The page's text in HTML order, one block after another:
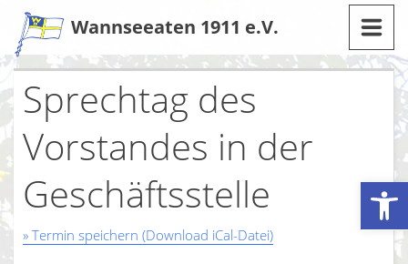
Werkzeugleiste öffnen
Zum
Inhalt
Wannseeaten 1911 e.V.
Sprechtag des
Vorstandes in der
Geschäftsstelle
» Termin speichern (Download iCal-Datei)